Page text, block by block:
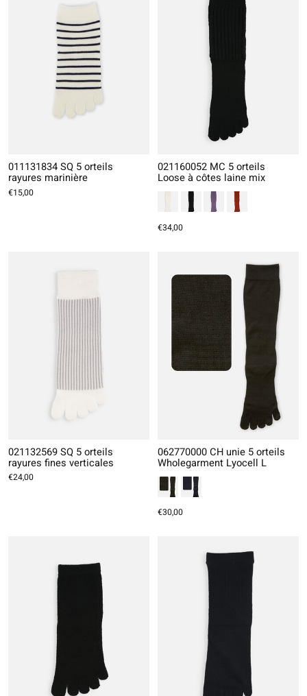
011131834 SQ 5 orteils
rayures marinière
€15,00
021160052 MC 5 orteils
Loose à côtes laine mix
€34,00
021132569 SQ 5 orteils
rayures fines verticales
€24,00
062770000 CH unie 5 orteils
Wholegarment Lyocell L
€30,00